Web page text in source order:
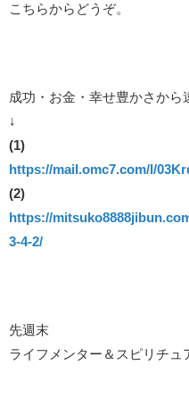
こちらからどうぞ。
成功・お金・幸せ豊かさから
↓
(1)
https://mail.omc7.com/l/
(2)
https://
3-4-2/
先週末
ライフメンター＆スピリチュ